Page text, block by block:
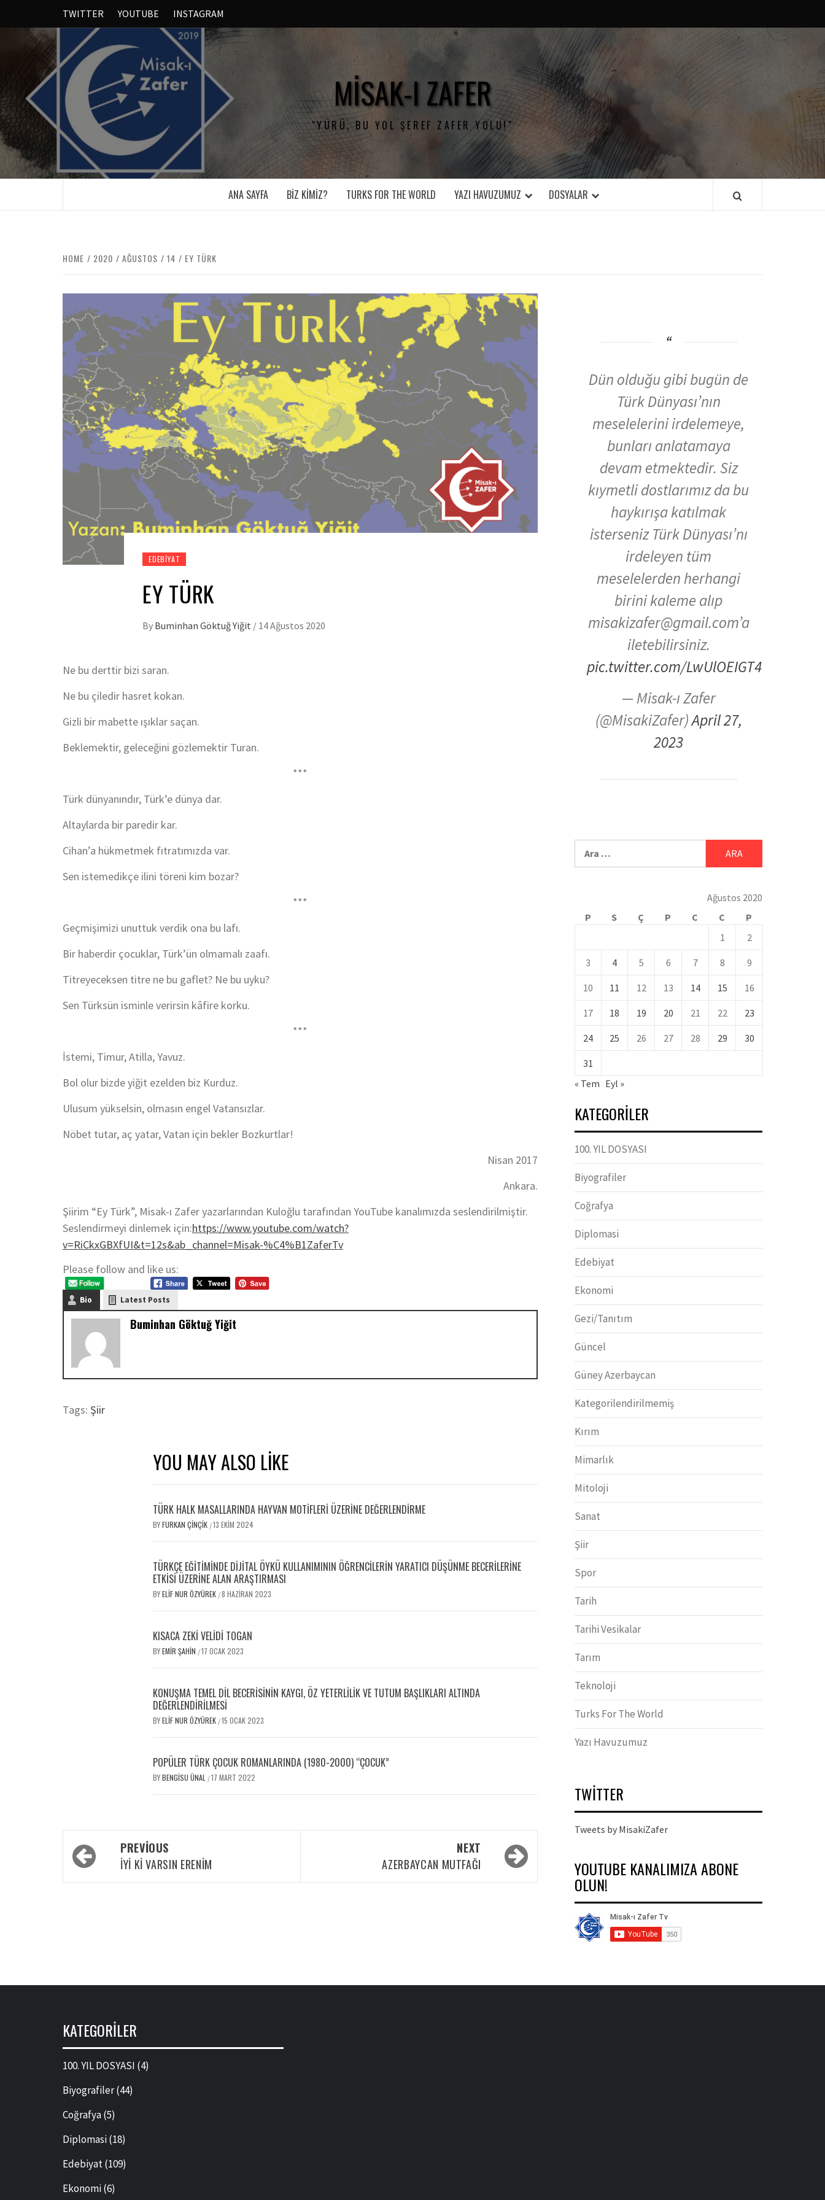
TWITTER YOUTUBE INSTAGRAM
MISAK-I ZAFER
"YÜRÜ, BU YOL ŞEREF ZAFER YOLU!"
ANA SAYFA BIZ KIMIZ? TURKS FOR THE WORLD YAZI HAVUZUMUZ DOSYALAR
HOME 2020 AĞUSTOS 14 EY TÜRK
EDEBIYAT
EY TÜRK
By Buminhan Göktuğ Yiğit / 14 Ağustos 2020
Ne bu derttir bizi saran.
Ne bu çiledir hasret kokan.
Gizli bir mabette ışıklar saçan.
Beklemektir, geleceğini gözlemektir Turan.
***
Türk dünyanındır, Türk’e dünya dar.
Altaylarda bir paredir kar.
Cihan’a hükmetmek fıtratımızda var.
Sen istemedikçe ilini töreni kim bozar?
***
Geçmişimizi unuttuk verdik ona bu lafı.
Bir haberdir çocuklar, Türk’ün olmamalı zaafı.
Titreyeceksen titre ne bu gaflet? Ne bu uyku?
Sen Türksün isminle verirsin kâfire korku.
***
İstemi, Timur, Atilla, Yavuz.
Bol olur bizde yiğit ezelden biz Kurduz.
Ulusum yükselsin, olmasın engel Vatansızlar.
Nöbet tutar, aç yatar, Vatan için bekler Bozkurtlar!
Nisan 2017
Ankara.
Şiirim “Ey Türk”, Misak-ı Zafer yazarlarından Kuloğlu tarafından YouTube kanalımızda seslendirilmiştir.
Seslendirmeyi dinlemek için:https://www.youtube.com/watch?
v=RiCkxGBXfUI&t=12s&ab_channel=Misak-%C4%B1ZaferTv
Please follow and like us:
Bio Latest Posts
Buminhan Göktuğ Yiğit
Tags: Şiir
YOU MAY ALSO LIKE
TÜRK HALK MASALLARINDA HAYVAN MOTİFLERİ ÜZERİNE DEĞERLENDİRME
BYFURKAN ÇINÇIK /13 EKIM 2024
TÜRKÇE EĞITIMINDE DIJITAL ÖYKÜ KULLANIMININ ÖĞRENCILERIN YARATICI DÜŞÜNME BECERILERINE
ETKISI ÜZERINE ALAN ARAŞTIRMASI
BYELIF NUR ÖZYÜREK /8 HAZIRAN 2023
KISACA ZEKİ VELİDİ TOGAN
BYEMIR ŞAHIN /17 OCAK 2023
KONUŞMA TEMEL DIL BECERISININ KAYGI, ÖZ YETERLILIK VE TUTUM BAŞLIKLARI ALTINDA
DEĞERLENDIRILMESI
BYELIF NUR ÖZYÜREK /15 OCAK 2023
POPÜLER TÜRK ÇOCUK ROMANLARINDA (1980-2000) “ÇOCUK”
BYBENGISU ÜNAL /17 MART 2022
PREVIOUS
İYI KI VARSIN ERENIM
NEXT
AZERBAYCAN MUTFAĞI
Dün olduğu gibi bugün de
Türk Dünyası’nın
meselelerini irdelemeye,
bunları anlatamaya
devam etmektedir. Siz
kıymetli dostlarımız da bu
haykırışa katılmak
isterseniz Türk Dünyası’nı
irdeleyen tüm
meselelerden herhangi
birini kaleme alıp
misakizafer@gmail.com’a
iletebilirsiniz.
pic.twitter.com/LwUlOEIGT4
— Misak-ı Zafer
(@MisakiZafer)April 27,
2023
Ağustos 2020
P
S Ç P C C
P
1
2
3 4 5 6 7 8 9
10 11 12 13 14 15 16
17 18 19 20 21 22 23
24 25 26 27 28 29 30
31
« Tem Eyl »
KATEGORILER
100. YIL DOSYASI
Biyografiler
Coğrafya
Diplomasi
Edebiyat
Ekonomi
Gezi/Tanıtım
Güncel
Güney Azerbaycan
Kategorilendirilmemiş
Kırım
Mimarlık
Mitoloji
Sanat
Şiir
Spor
Tarih
Tarihi Vesikalar
Tarım
Teknoloji
Turks For The World
Yazı Havuzumuz
TWITTER
Tweets by MisakiZafer
YOUTUBE KANALIMIZA ABONE
OLUN!
KATEGORILER
100. YIL DOSYASI (4)
Biyografiler(44)
Coğrafya(5)
Diplomasi(18)
Edebiyat(109)
Ekonomi(6)